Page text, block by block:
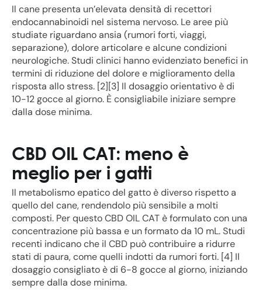
Il cane presenta un’elevata densità di recettori
endocannabinoidi nel sistema nervoso. Le aree più
studiate riguardano ansia (rumori forti, viaggi,
separazione), dolore articolare e alcune condizioni
neurologiche. Studi clinici hanno evidenziato benefici in
termini di riduzione del dolore e miglioramento della
risposta allo stress. [2][3] Il dosaggio orientativo è di
10-12 gocce al giorno. È consigliabile iniziare sempre
dalla dose minima.
CBD OIL CAT: meno è
meglio per i gatti
Il metabolismo epatico del gatto è diverso rispetto a
quello del cane, rendendolo più sensibile a molti
composti. Per questo CBD OIL CAT è formulato con una
concentrazione più bassa e un formato da 10 mL. Studi
recenti indicano che il CBD può contribuire a ridurre
stati di paura, come quelli indotti da rumori forti. [4] Il
dosaggio consigliato è di 6-8 gocce al giorno, iniziando
sempre dalla dose minima.